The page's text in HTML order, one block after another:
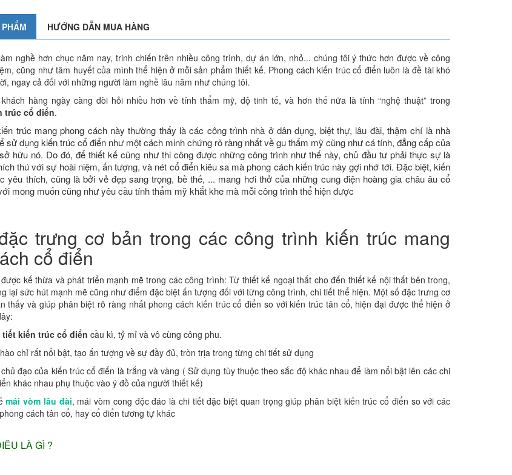
HƯỚNG DẪN MUA HÀNG
nghề hơn chục năm nay, trinh chiến trên nhiều công trình, dự án lớn, nhỏ... chúng tôi ý thức hơn được về công
cũng như tâm huyết của mình thể hiện ở mỗi sản phẩm thiết kế. Phong cách kiến trúc cổ điển luôn là đề tài khó
ngay cả đối với những người làm nghề lâu năm như chúng tôi.
hàng ngày càng đòi hỏi nhiều hơn về tính thẩm mỹ, độ tinh tế, và hơn thế nữa là tính “nghệ thuật” trong
trúc cổ điển.
trúc mang phong cách này thường thấy là các công trình nhà ở dân dụng, biệt thự, lâu đài, thậm chí là nhà
sử dụng kiến trúc cổ điển như một cách minh chứng rõ ràng nhất về gu thẩm mỹ cũng như cá tính, đẳng cấp của
hữu nó. Do đó, để thiết kế cũng như thi công được những công trình như thế này, chủ đầu tư phải thực sự là
thú với sự hoài niệm, ấn tượng, và nét cổ điển kiêu sa mà phong cách kiến trúc này gợi nhớ tới. Đặc biệt, kiến
yêu thích, cũng là bởi vẻ đẹp sang trọng, bề thế, ... mang hơi thở của những cung điện hoàng gia châu âu cổ
mong muốn cũng như yêu cầu tính thẩm mỹ khắt khe mà mỗi công trình thể hiện được
trưng cơ bản trong các công trình kiến trúc mang
cổ điển
kế thừa và phát triển mạnh mẽ trong các công trình: Từ thiết kế ngoại thất cho đến thiết kế nội thất bên trong,
lại sức hút mạnh mẽ cũng như điểm đặc biệt ấn tượng đối với từng công trình, chi tiết thể hiện. Một số đặc trưng cơ
thấy và giúp phân biệt rõ ràng nhất phong cách kiến trúc cổ điển so với kiến trúc tân cổ, hiện đại được thể hiện ở
kiến trúc cổ điển cầu kì, tỷ mỉ và vô cùng công phu.
chỉ rất nổi bật, tạo ấn tượng về sự đầy đủ, tròn trịa trong từng chi tiết sử dụng
đạo của kiến trúc cổ điển là trắng và vàng ( Sử dụng tùy thuộc theo sắc độ khác nhau để làm nổi bật lên các chi
khác nhau phụ thuộc vào ý đồ của người thiết kế)
mái vòm lâu đài, mái vòm cong độc đáo là chi tiết đặc biệt quan trọng giúp phân biệt kiến trúc cổ điển so với các
cách tân cổ, hay cổ điển tương tự khác
LÀ GÌ ?